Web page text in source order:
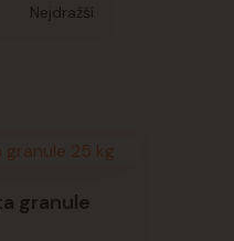
Nejdražší
granule